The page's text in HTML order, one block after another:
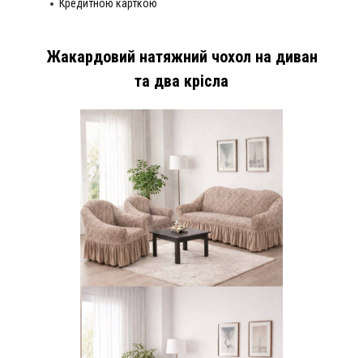
Кредитною карткою
Жакардовий натяжний чохол на диван
та два крісла